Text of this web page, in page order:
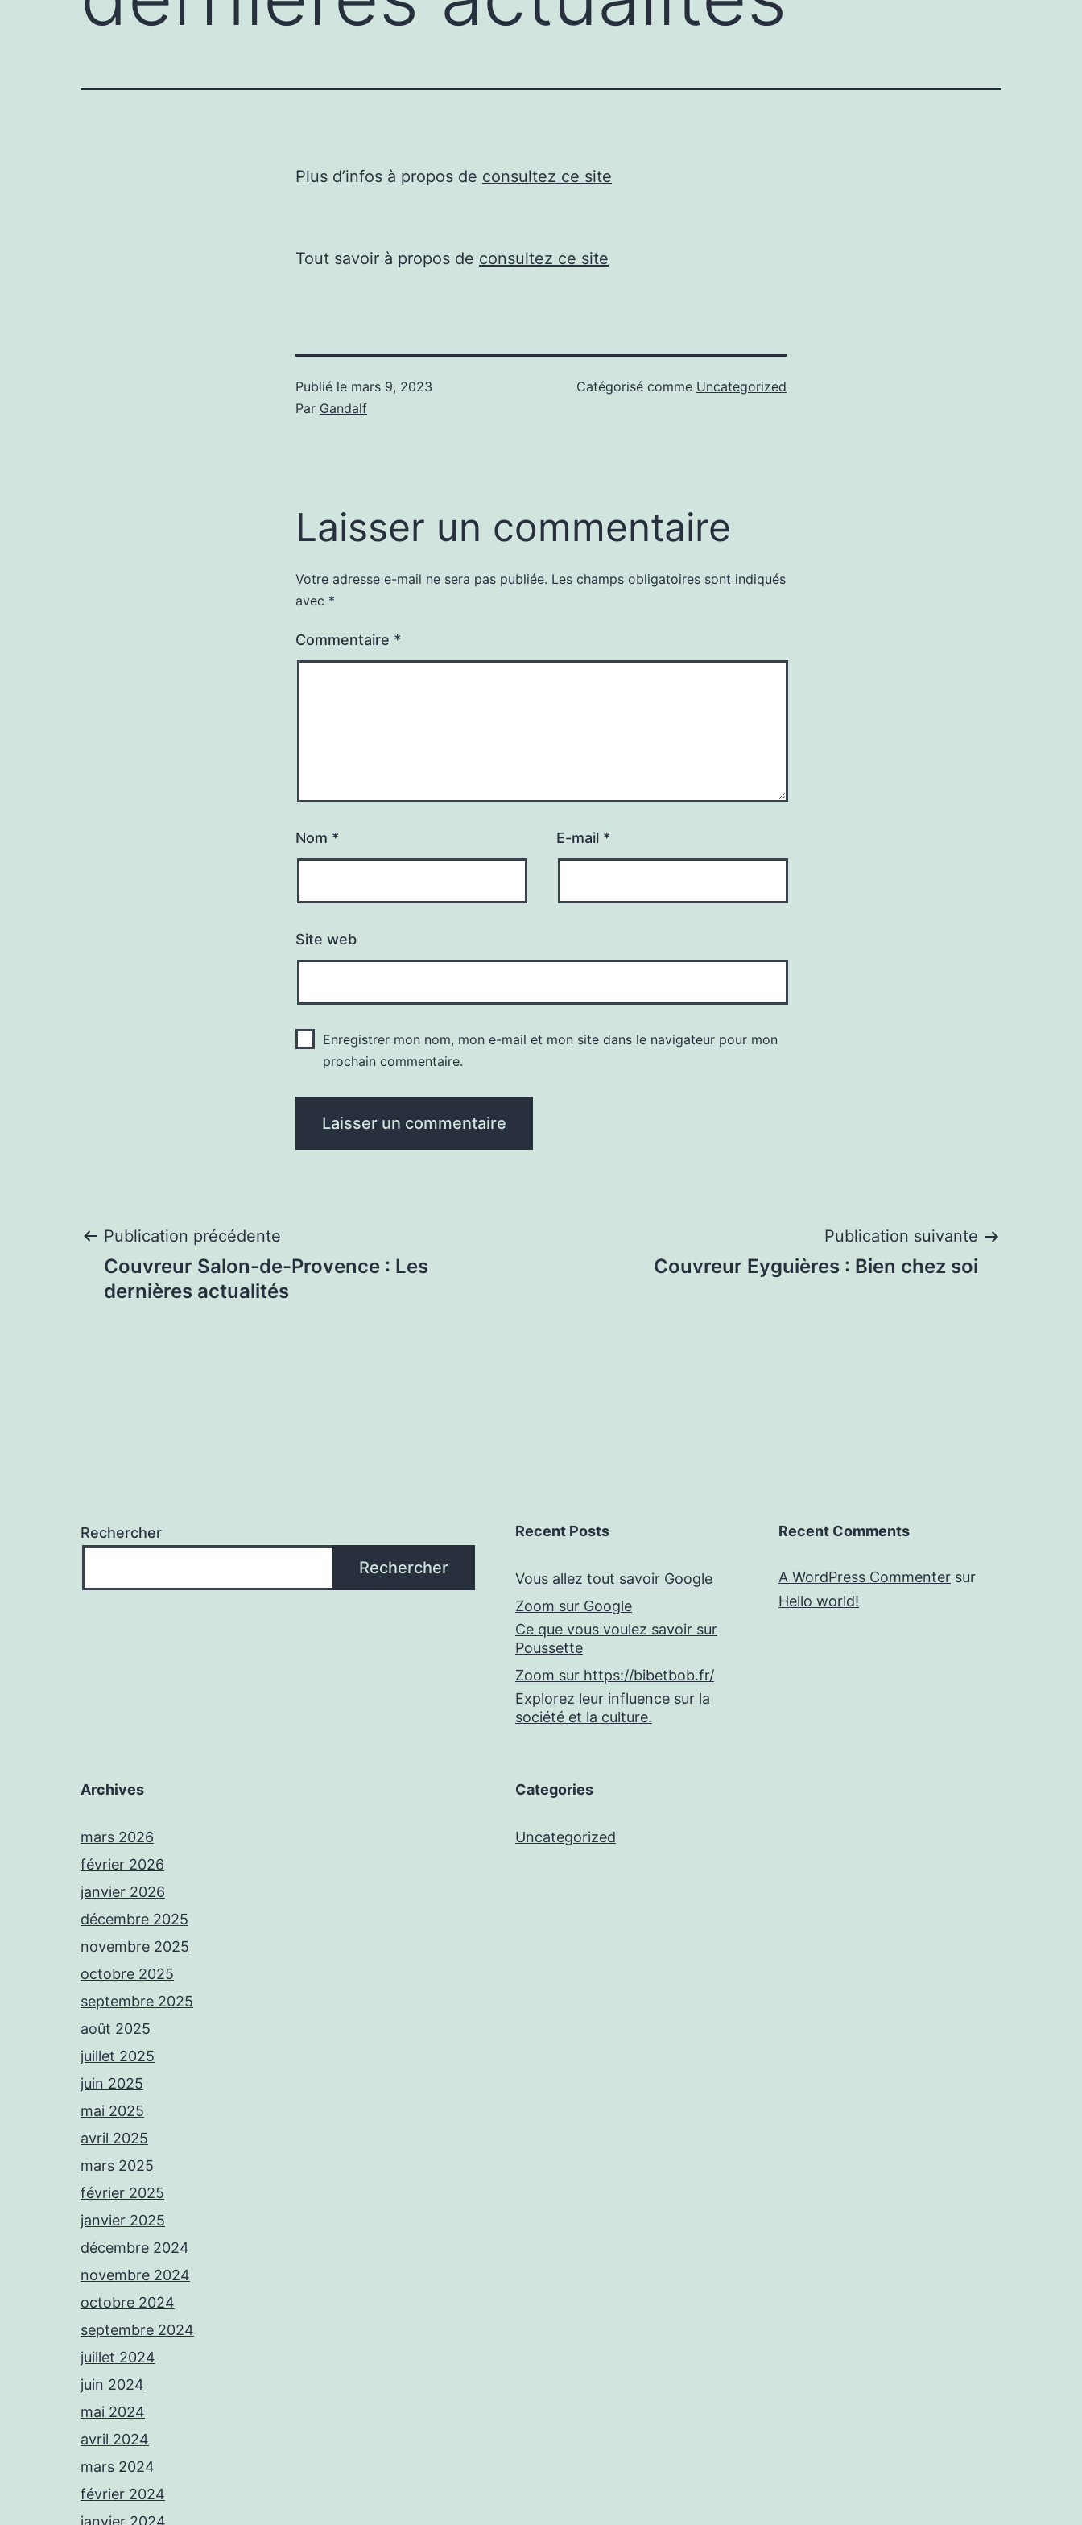
Plus d’infos à propos de consultez ce site
Tout savoir à propos de consultez ce site
Publié le mars 9, 2023
Par Gandalf
Catégorisé comme Uncategorized
Laisser un commentaire
Votre adresse e-mail ne sera pas publiée. Les champs obligatoires sont indiqués
avec *
Commentaire *
Nom * E-mail *
Site web
Enregistrer mon nom, mon e-mail et mon site dans le navigateur pour mon
prochain commentaire.
Navigation
de
Publication précédente
Couvreur Salon-de-Provence : Les
dernières actualités
Publication suivante
Couvreur Eyguières : Bien chez soi
Rechercher
Rechercher
Recent Posts
Vous allez tout savoir Google
Zoom sur Google
Ce que vous voulez savoir sur
Poussette
Zoom sur https://bibetbob.fr/
Explorez leur influence sur la
société et la culture.
Recent Comments
A WordPress Commenter sur
Hello world!
Archives
mars 2026
février 2026
janvier 2026
décembre 2025
novembre 2025
octobre 2025
septembre 2025
août 2025
juillet 2025
juin 2025
mai 2025
avril 2025
mars 2025
février 2025
janvier 2025
décembre 2024
novembre 2024
octobre 2024
septembre 2024
juillet 2024
juin 2024
mai 2024
avril 2024
mars 2024
février 2024
janvier 2024
Categories
Uncategorized